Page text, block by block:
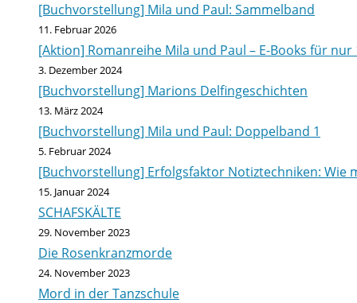
[Buchvorstellung] Mila und Paul: Sammelband
11. Februar 2026
[Aktion] Romanreihe Mila und Paul – E-Books für nur
3. Dezember 2024
[Buchvorstellung] Marions Delfingeschichten
13. März 2024
[Buchvorstellung] Mila und Paul: Doppelband 1
5. Februar 2024
[Buchvorstellung] Erfolgsfaktor Notiztechniken:
15. Januar 2024
SCHAFSKÄLTE
29. November 2023
Die Rosenkranzmorde
24. November 2023
Mord in der Tanzschule